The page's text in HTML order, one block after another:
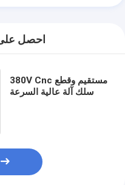
احصل
380V Cnc مستقيم وقطع
سلك آلة عالية السرعة